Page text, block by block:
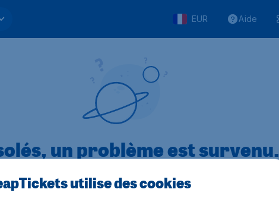
EUR Aide
un problème est survenu.
utilise des cookies